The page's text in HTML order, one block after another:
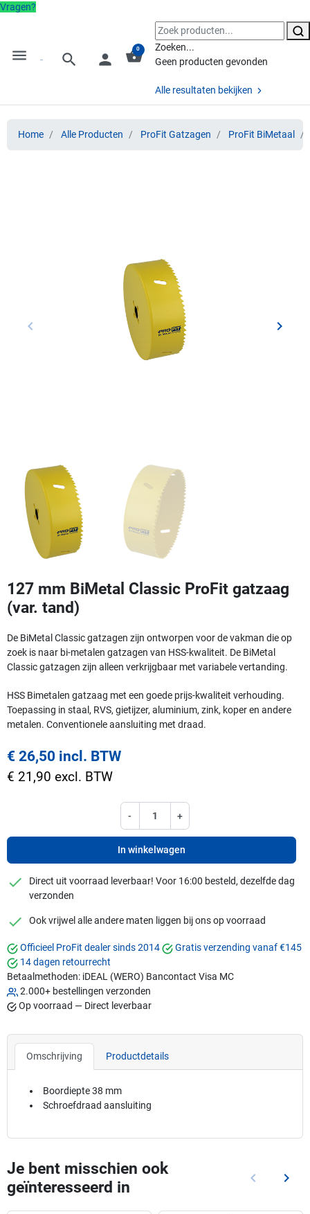
Vragen?
menu search person shopping_basket
0
Zoeken...
Geen producten gevonden
Alle resultaten bekijken
Home Alle Producten ProFit Gatzagen ProFit BiMetaal
Vorige
keyboard_arrow_left keyboard_arrow_right
127 mm BiMetal Classic ProFit gatzaag
(var. tand)
De BiMetal Classic gatzagen zijn ontworpen voor de vakman die op
zoek is naar bi-metalen gatzagen van HSS-kwaliteit. De BiMetal
Classic gatzagen zijn alleen verkrijgbaar met variabele vertanding.
HSS Bimetalen gatzaag met een goede prijs-kwaliteit verhouding.
Toepassing in staal, RVS, gietijzer, aluminium, zink, koper en andere
metalen. Conventionele aansluiting met draad.
€ 26,50 incl. BTW
€ 21,90 excl. BTW
- +
In winkelwagen
checkmark
Direct uit voorraad leverbaar! Voor 16:00 besteld, dezelfde dag
verzonden
checkmark
Ook vrijwel alle andere maten liggen bij ons op voorraad
Officieel ProFit dealer sinds 2014
Gratis verzending vanaf €145
14 dagen retourrecht
Betaalmethoden: iDEAL (WERO) Bancontact Visa MC
2.000+ bestellingen verzonden
Op voorraad — Direct leverbaar
Omschrijving Productdetails
Boordiepte 38 mm
Schroefdraad aansluiting
Je bent misschien ook
geïnteresseerd in
Vorige
keyboard_arrow_left keyboard_arrow_right